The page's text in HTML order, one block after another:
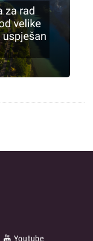
Youtube